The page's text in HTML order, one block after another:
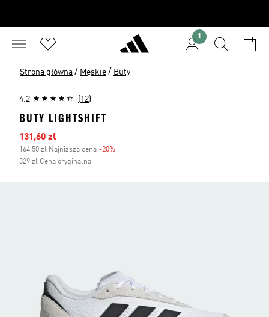
1
Strona główna / Męskie / Buty
4.2 (12)
BUTY LIGHTSHIFT
Ceny na wyprzedaży
131,60 zł
164,50 zł Najniższa cena -20%
329 zł Cena oryginalna